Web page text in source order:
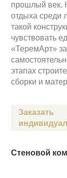
прошлый век.
отдыха среди
такой
чувствовать
«ТеремАрт»
этапах
сборки и
Заказать
Стеновой